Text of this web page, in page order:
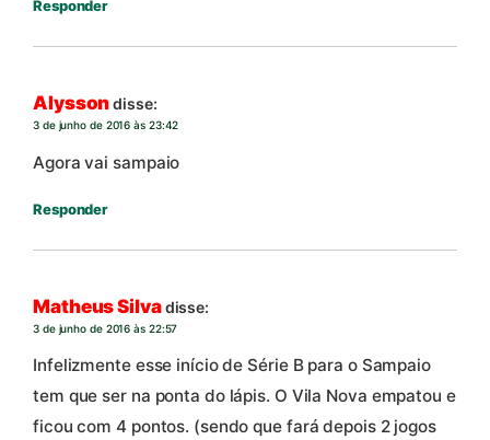
Responder
Alyssondisse:
3 de junho de 2016 às 23:42
Agora vai sampaio
Responder
Matheus Silvadisse:
3 de junho de 2016 às 22:57
Infelizmente esse início de Série B para o Sampaio
tem que ser na ponta do lápis. O Vila Nova empatou e
ficou com 4 pontos. (sendo que fará depois 2 jogos